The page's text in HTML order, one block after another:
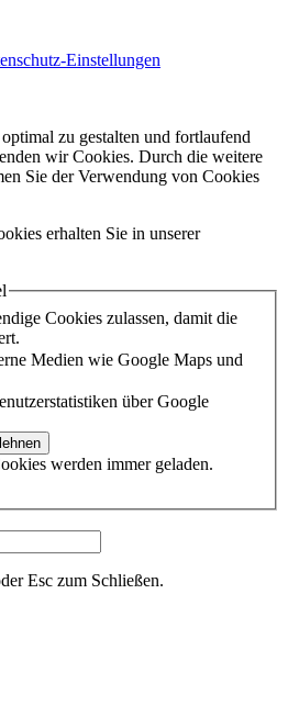
Einstellungen
zu gestalten und fortlaufend
wir Cookies. Durch die weitere
Sie der Verwendung von Cookies
erhalten Sie in unserer
Cookies zulassen, damit die
Medien wie Google Maps und
über Google
werden immer geladen.
Esc zum Schließen.